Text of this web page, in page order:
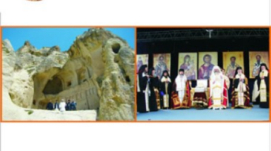
2016
2015
2014
2013